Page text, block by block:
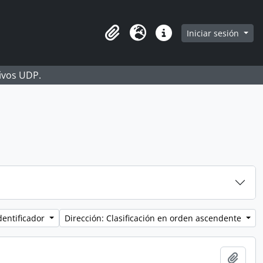
Portapapeles
Idioma Enlaces rápidos
Iniciar sesión
UDP.
Dirección: Clasificación en orden ascendente